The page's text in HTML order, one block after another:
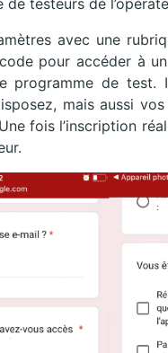
testeurs de
avec une
pour accéder à
programme de test.
mais aussi
fois l’inscription